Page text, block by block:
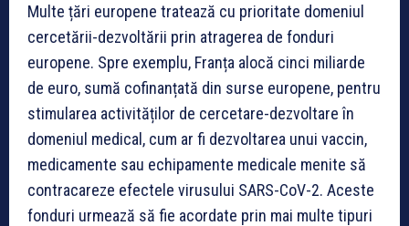
Multe țări europene tratează cu prioritate domeniul
cercetării-dezvoltării prin atragerea de fonduri
europene. Spre exemplu, Franța alocă cinci miliarde
de euro, sumă cofinanțată din surse europene, pentru
stimularea activităților de cercetare-dezvoltare în
domeniul medical, cum ar fi dezvoltarea unui vaccin,
medicamente sau echipamente medicale menite să
contracareze efectele virusului SARS-CoV-2. Aceste
fonduri urmează să fie acordate prin mai multe tipuri